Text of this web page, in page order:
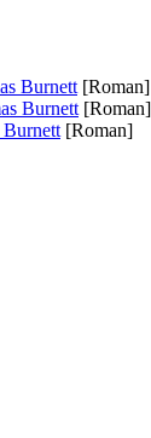
Burnett [Roman]
Burnett [Roman]
[Roman]